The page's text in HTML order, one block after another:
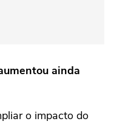
ainda
o impacto do